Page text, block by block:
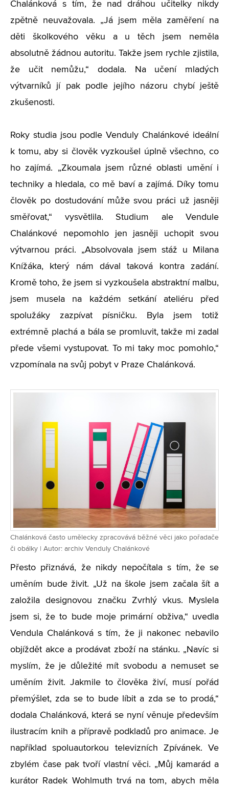
Chalánková s tím, že nad dráhou učitelky nikdy
zpětně neuvažovala. „Já jsem měla zaměření na
děti školkového věku a u těch jsem neměla
absolutně žádnou autoritu. Takže jsem rychle zjistila,
že učit nemůžu,“ dodala. Na učení mladých
výtvarníků jí pak podle jejího názoru chybí ještě
zkušenosti.
Roky studia jsou podle Venduly Chalánkové ideální
k tomu, aby si člověk vyzkoušel úplně všechno, co
ho zajímá. „Zkoumala jsem různé oblasti umění i
techniky a hledala, co mě baví a zajímá. Díky tomu
člověk po dostudování může svou práci už jasněji
směřovat,“ vysvětlila. Studium ale Vendule
Chalánkové nepomohlo jen jasněji uchopit svou
výtvarnou práci. „Absolvovala jsem stáž u Milana
Knížáka, který nám dával taková kontra zadání.
Kromě toho, že jsem si vyzkoušela abstraktní malbu,
jsem musela na každém setkání ateliéru před
spolužáky zazpívat písničku. Byla jsem totiž
extrémně plachá a bála se promluvit, takže mi zadal
přede všemi vystupovat. To mi taky moc pomohlo,“
vzpomínala na svůj pobyt v Praze Chalánková.
Chalánková často umělecky zpracovává běžné věci jako pořadače
či obálky | Autor: archiv Venduly Chalánkové
Přesto přiznává, že nikdy nepočítala s tím, že se
uměním bude živit. „Už na škole jsem začala šít a
založila designovou značku Zvrhlý vkus. Myslela
jsem si, že to bude moje primární obživa,“ uvedla
Vendula Chalánková s tím, že ji nakonec nebavilo
objíždět akce a prodávat zboží na stánku. „Navíc si
myslím, že je důležité mít svobodu a nemuset se
uměním živit. Jakmile to člověka živí, musí pořád
přemýšlet, zda se to bude líbit a zda se to prodá,“
dodala Chalánková, která se nyní věnuje především
ilustracím knih a přípravě podkladů pro animace. Je
například spoluautorkou televizních Zpívánek. Ve
zbylém čase pak tvoří vlastní věci. „Můj kamarád a
kurátor Radek Wohlmuth trvá na tom, abych měla